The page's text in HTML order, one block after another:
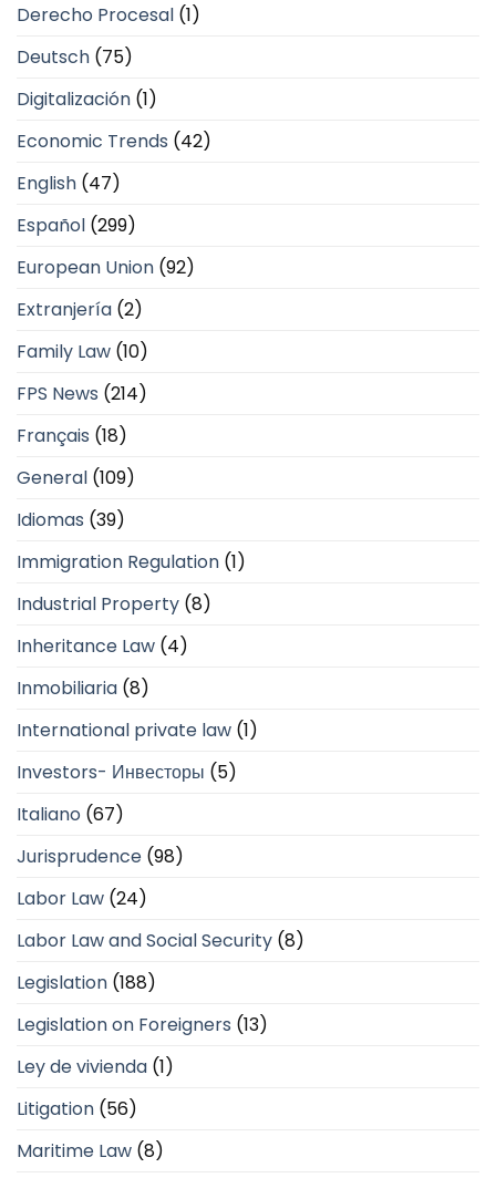
Derecho Procesal (1)
Deutsch (75)
Digitalización (1)
Economic Trends (42)
English (47)
Español (299)
European Union (92)
Extranjería (2)
Family Law (10)
FPS News (214)
Français (18)
General (109)
Idiomas (39)
Immigration Regulation (1)
Industrial Property (8)
Inheritance Law (4)
Inmobiliaria (8)
International private law (1)
Investors- Инвесторы (5)
Italiano (67)
Jurisprudence (98)
Labor Law (24)
Labor Law and Social Security (8)
Legislation (188)
Legislation on Foreigners (13)
Ley de vivienda (1)
Litigation (56)
Maritime Law (8)